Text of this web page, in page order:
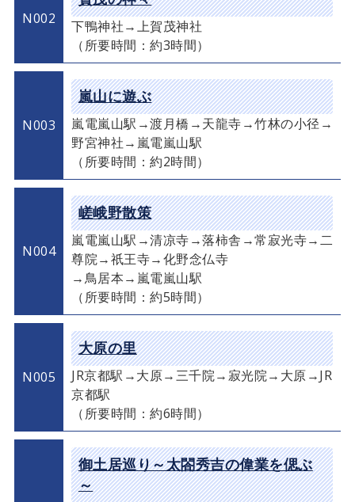
N002
下鴨神社→上賀茂神社
（所要時間：約3時間）
N003
嵐山に遊ぶ
嵐電嵐山駅→渡月橋→天龍寺→竹林の小径→
野宮神社→嵐電嵐山駅
（所要時間：約2時間）
N004
嵯峨野散策
嵐電嵐山駅→清凉寺→落柿舎→常寂光寺→二
尊院→祇王寺→化野念仏寺
→鳥居本→嵐電嵐山駅
（所要時間：約5時間）
N005
大原の里
JR京都駅→大原→三千院→寂光院→大原→JR
京都駅
（所要時間：約6時間）
御土居巡り～太閤秀吉の偉業を偲ぶ
～